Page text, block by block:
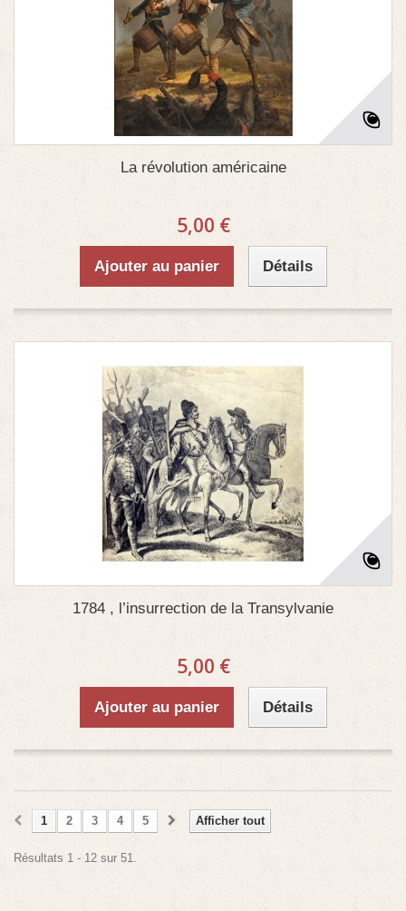
La révolution américaine
5,00 €
Ajouter au panier Détails
1784 , l’insurrection de la Transylvanie
5,00 €
Ajouter au panier Détails
Afficher tout
1 2 3 4 5
Résultats 1 - 12 sur 51.